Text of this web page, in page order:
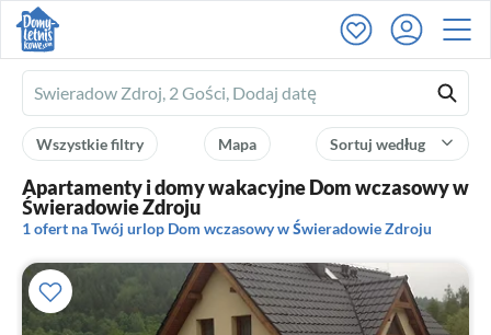
Ferienhausmiete
logo
Sortuj według
Mapa
Wszystkie filtry
Apartamenty i domy wakacyjne Dom wczasowy w
Świeradowie Zdroju
1 ofert na Twój urlop Dom wczasowy w Świeradowie Zdroju